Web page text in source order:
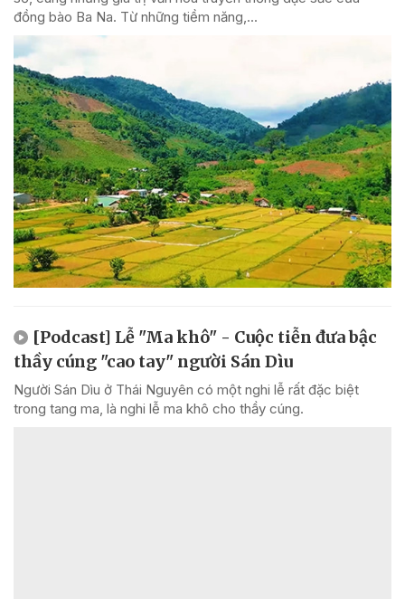
đồng bào Ba Na. Từ những tiềm năng,...
[Podcast] Lễ "Ma khô" - Cuộc tiễn đưa bậc
thầy cúng "cao tay" người Sán Dìu
Người Sán Dìu ở Thái Nguyên có một nghi lễ rất đặc biệt
trong tang ma, là nghi lễ ma khô cho thầy cúng.